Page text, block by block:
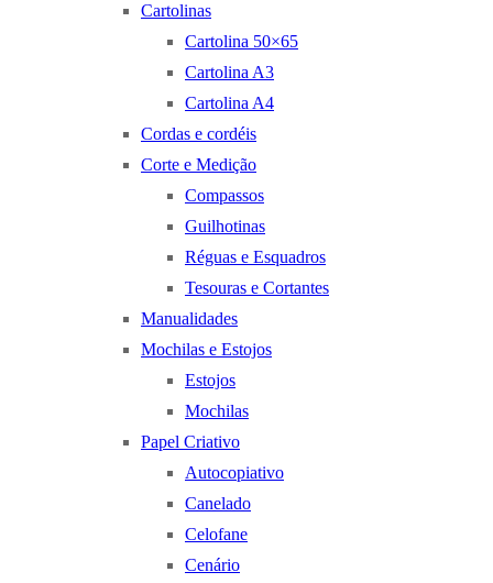
Cartolinas
Cartolina 50×65
Cartolina A3
Cartolina A4
Cordas e cordéis
Corte e Medição
Compassos
Guilhotinas
Réguas e Esquadros
Tesouras e Cortantes
Manualidades
Mochilas e Estojos
Estojos
Mochilas
Papel Criativo
Autocopiativo
Canelado
Celofane
Cenário